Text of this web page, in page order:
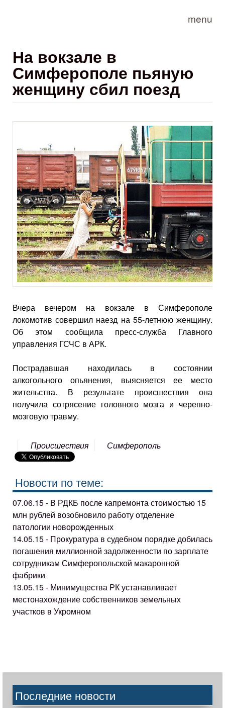
menu
На вокзале в
Симферополе пьяную
женщину сбил поезд
Вчера вечером на вокзале в Симферополе
локомотив совершил наезд на 55-летнюю женщину.
Об этом сообщила пресс-служба Главного
управления ГСЧС в АРК.
Пострадавшая находилась в состоянии
алкогольного опьянения, выясняется ее место
жительства. В результате происшествия она
получила сотрясение головного мозга и черепно-
мозговую травму.
Происшествия Симферополь
Новости по теме:
07.06.15 - В РДКБ после капремонта стоимостью 15
млн рублей возобновило работу отделение
патологии новорожденных
14.05.15 - Прокуратура в судебном порядке добилась
погашения миллионной задолженности по зарплате
сотрудникам Симферопольской макаронной
фабрики
13.05.15 - Минимущества РК устанавливает
местонахождение собственников земельных
участков в Укромном
Последние новости